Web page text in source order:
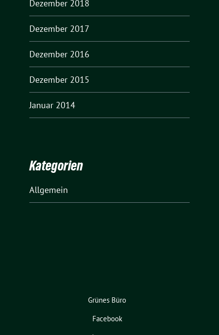
Dezember 2018
Dezember 2017
Dezember 2016
Dezember 2015
Januar 2014
Kategorien
Allgemein
Grünes Büro
Facebook